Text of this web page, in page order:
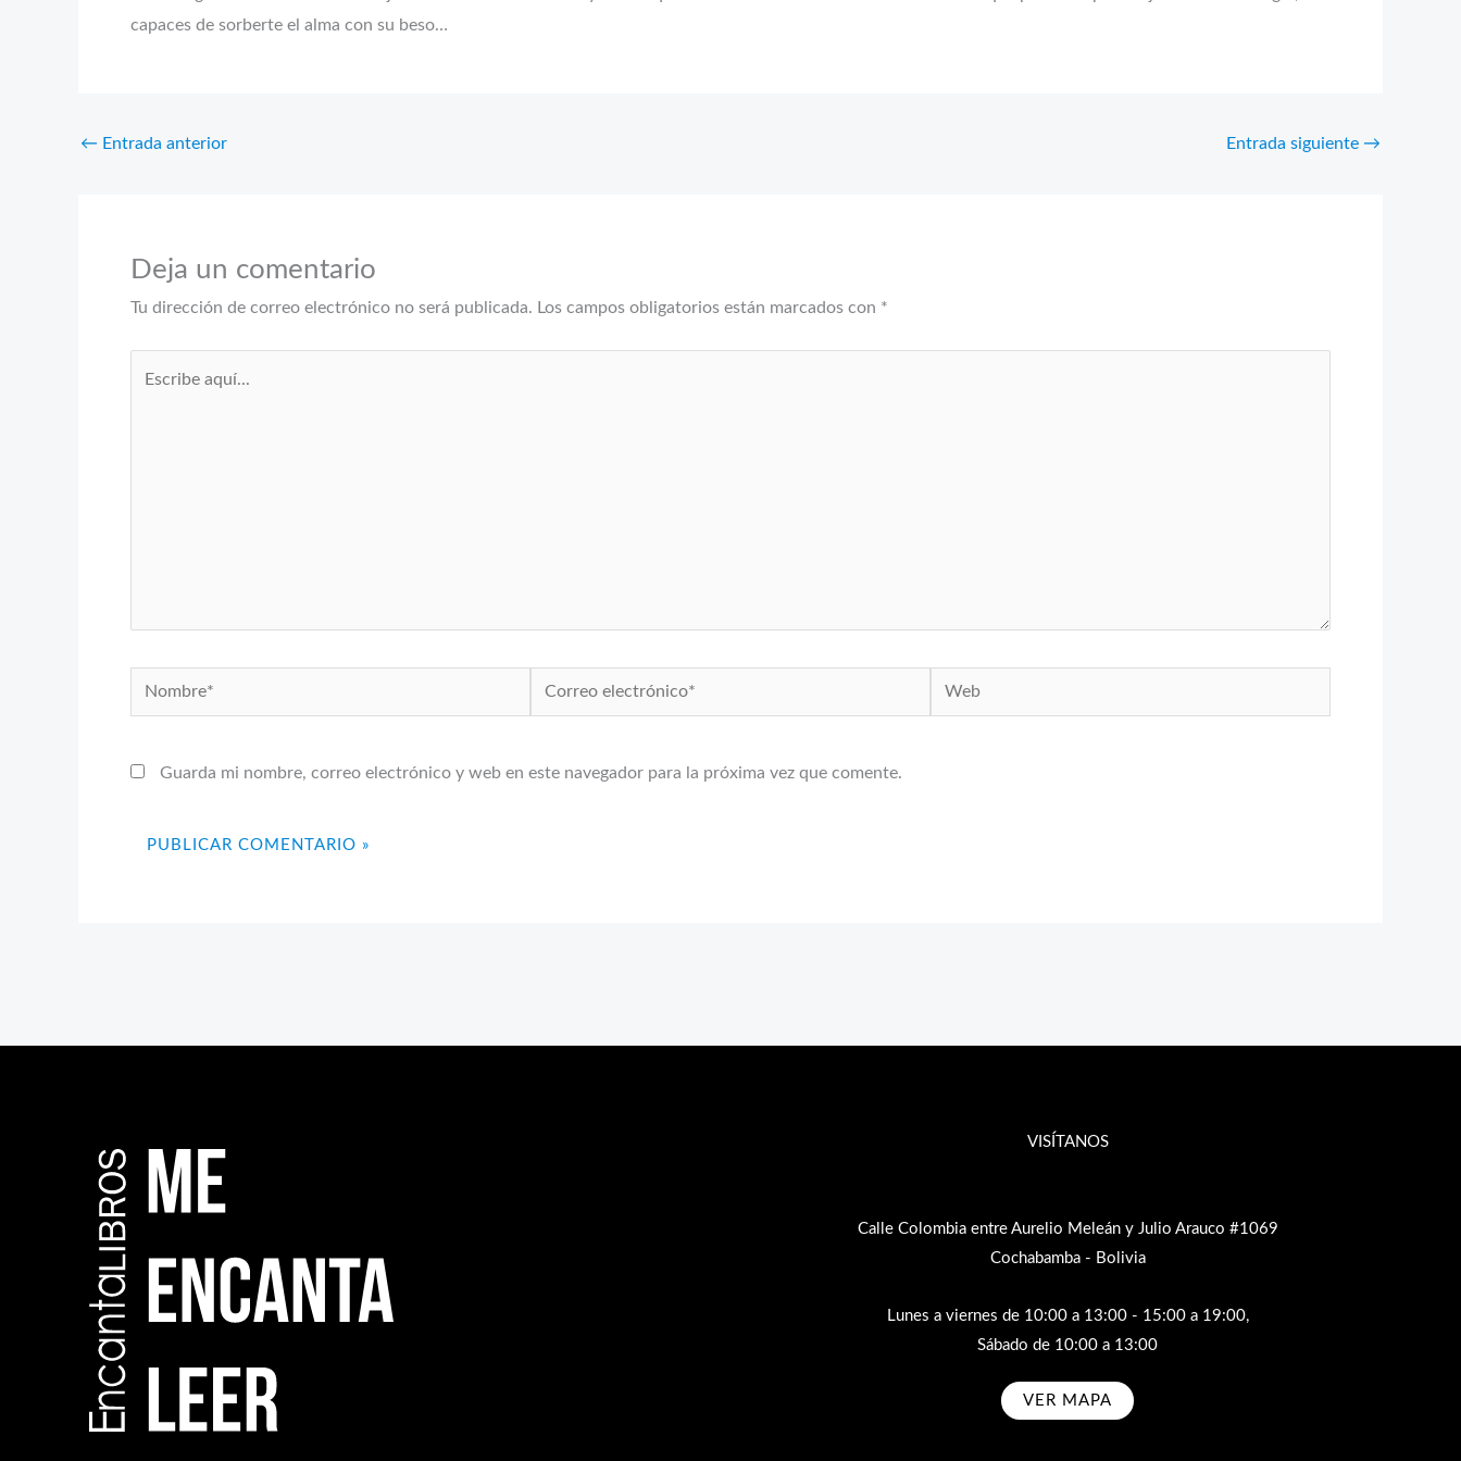
capaces de sorberte el alma con su beso…
← Entrada anterior Entrada siguiente →
Deja un comentario
Tu dirección de correo electrónico no será publicada. Los campos obligatorios están marcados con *
Nombre*
Correo
electrónico*
Web
Guarda mi nombre, correo electrónico y web en este navegador para la próxima vez que comente.
VISÍTANOS
Calle Colombia entre Aurelio Meleán y Julio Arauco #1069
Cochabamba - Bolivia
Lunes a viernes de 10:00 a 13:00 - 15:00 a 19:00,
Sábado de 10:00 a 13:00
VER MAPA